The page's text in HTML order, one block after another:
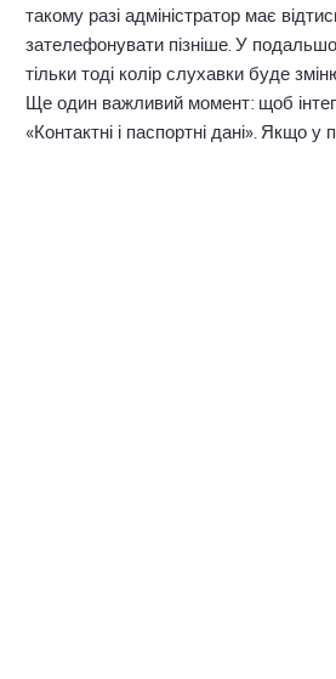
такому разі адміністратор має
зателефонувати пізніше. У
тільки тоді колір слухавки буде
Ще один важливий момент: щоб
«Контактні і паспортні дані». Якщо